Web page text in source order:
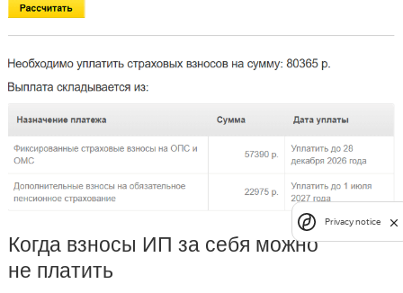
Когда взносы ИП за себя можно
не платить
Privacy notice